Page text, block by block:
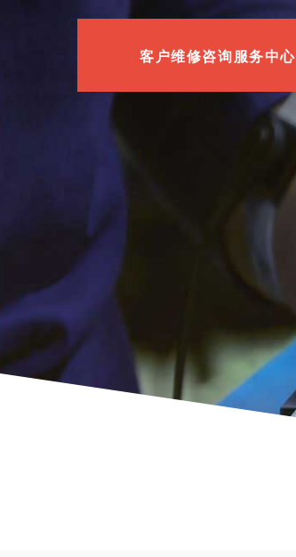
客户维修咨询服务中心